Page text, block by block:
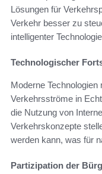
Lösungen für
Verkehr besser zu
intelligenter
Technologischer
Moderne
Verkehrsströme in
die Nutzung von
Verkehrskonzepte
werden kann, was für
Partizipation der